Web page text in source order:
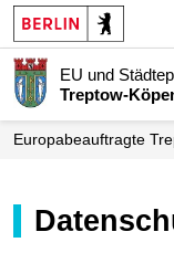
EU und
Treptow-
Europa­beauftragte